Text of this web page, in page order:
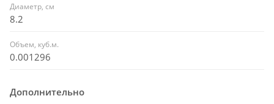
Диаметр, см
8.2
Объем, куб.м.
0.001296
Дополнительно